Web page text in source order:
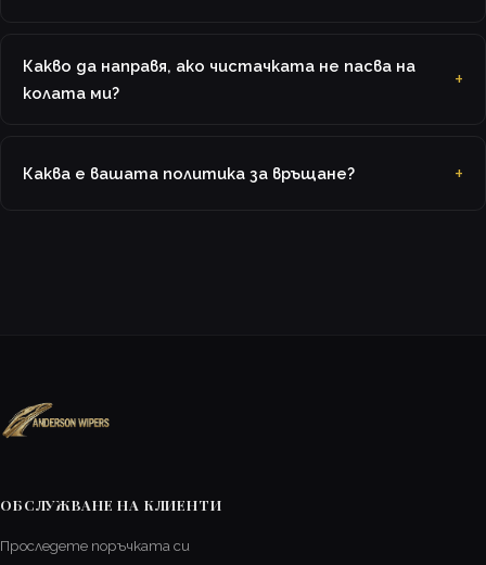
Какво да направя, ако чистачката не пасва на
колата ми?
Каква е вашата политика за връщане?
ОБСЛУЖВАНЕ НА КЛИЕНТИ
Проследете поръчката си